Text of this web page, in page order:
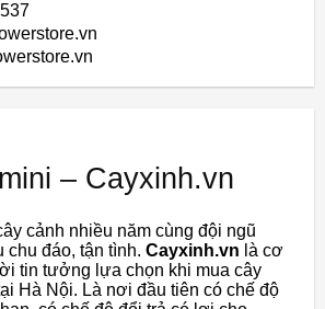
– Cayxinh.vn
cảnh nhiều năm cùng đội ngũ
chu đáo, tận tình. Cayxinh.vn là cơ
tin tưởng lựa chọn khi mua cây
Hà Nội. Là nơi đầu tiên có chế độ